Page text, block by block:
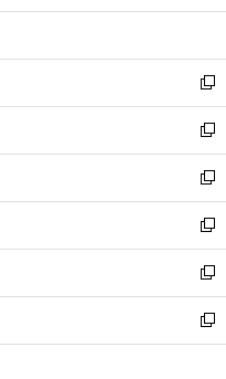
開
ウ
開
く
ン
ウ
で
開
く
ウ
ン
ド
ウ
で
開
く
新
し
い
ウ
ィ
ン
ド
ウ
で
開
く
新
し
い
ウ
ィ
ン
ド
ウ
で
開
新
し
い
ウ
ィ
ン
ド
ウ
新
し
い
ウ
ィ
ン
新
し
い
ウ
新
し